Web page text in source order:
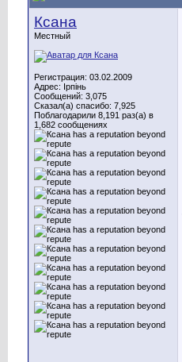
Ксана
Местный
Регистрация: 03.02.2009
Адрес: Ірпінь
Сообщений: 3,075
Сказал(а) спасибо: 7,925
Поблагодарили 8,191 раз(а) в
1,682 сообщениях